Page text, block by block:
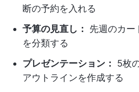
断の予約を入れる
予算の見直し：
先週のカー
を分類する
プレゼンテーション：
5枚
アウトラインを作成する